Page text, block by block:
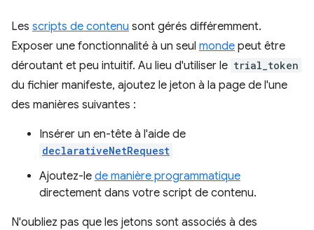
Les scripts de contenu sont gérés différemment.
Exposer une fonctionnalité à un seul monde peut être
déroutant et peu intuitif. Au lieu d'utiliser le trial_token
du fichier manifeste, ajoutez le jeton à la page de l'une
des manières suivantes :
Insérer un en-tête à l'aide de
declarativeNetRequest
Ajoutez-le de manière programmatique
directement dans votre script de contenu.
N'oubliez pas que les jetons sont associés à des